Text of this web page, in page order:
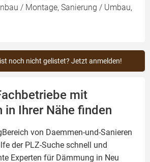
/ Montage, Sanierung / Umbau,
noch nicht gelistet? Jetzt anmelden!
mit
in Ihrer Nähe finden
von Daemmen-und-Sanieren
der PLZ-Suche schnell und
Experten für Dämmung in Neu